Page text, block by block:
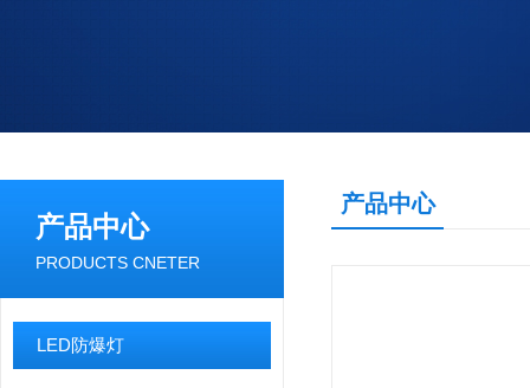
产品中心
PRODUCTS CNETER
LED防爆灯
产品中心